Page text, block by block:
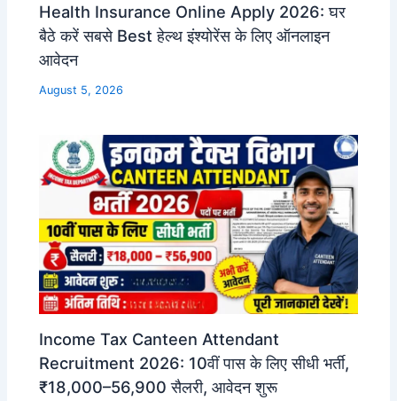
Health Insurance Online Apply 2026: घर
बैठे करें सबसे Best हेल्थ इंश्योरेंस के लिए ऑनलाइन
आवेदन
August 5, 2026
Income Tax Canteen Attendant
Recruitment 2026: 10वीं पास के लिए सीधी भर्ती,
₹18,000–56,900 सैलरी, आवेदन शुरू